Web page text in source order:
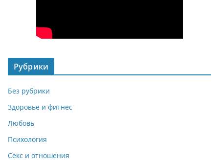
Рубрики
Без рубрики
Здоровье и фитнес
Любовь
Психология
Секс и отношения